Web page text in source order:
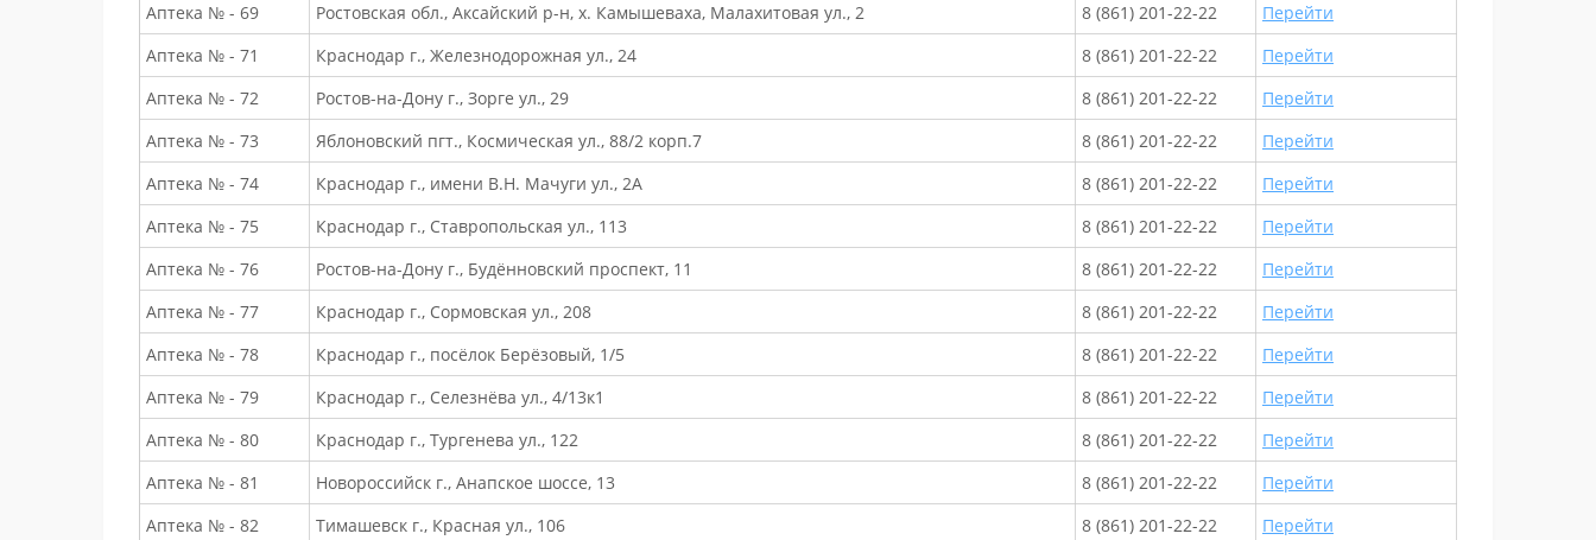
Аптека № - 69
Ростовская обл., Аксайский р-н, х. Камышеваха, Малахитовая ул., 2 8 (861) 201-22-22
Перейти
Аптека № - 71
Краснодар г., Железнодорожная ул., 24 8 (861) 201-22-22
Перейти
Аптека № - 72
Ростов-на-Дону г., Зорге ул., 29 8 (861) 201-22-22
Перейти
Аптека № - 73
Яблоновский пгт., Космическая ул., 88/2 корп.7 8 (861) 201-22-22
Перейти
Аптека № - 74
Краснодар г., имени В.Н. Мачуги ул., 2А 8 (861) 201-22-22
Перейти
Аптека № - 75
Краснодар г., Ставропольская ул., 113 8 (861) 201-22-22
Перейти
Аптека № - 76
Ростов-на-Дону г., Будённовский проспект, 11 8 (861) 201-22-22
Перейти
Аптека № - 77
Краснодар г., Сормовская ул., 208 8 (861) 201-22-22
Перейти
Аптека № - 78
Краснодар г., посёлок Берёзовый, 1/5 8 (861) 201-22-22
Перейти
Аптека № - 79
Краснодар г., Селезнёва ул., 4/13к1 8 (861) 201-22-22
Перейти
Аптека № - 80
Краснодар г., Тургенева ул., 122 8 (861) 201-22-22
Перейти
Аптека № - 81
Новороссийск г., Анапское шоссе, 13 8 (861) 201-22-22
Перейти
Аптека № - 82
Тимашевск г., Красная ул., 106 8 (861) 201-22-22
Перейти